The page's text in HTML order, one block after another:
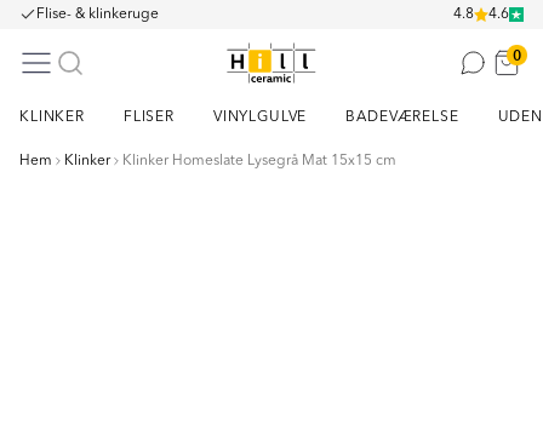
Flise- & klinkeruge 4.8 4.6
0
KLINKER FLISER VINYLGULVE BADEVÆRELSE
Hem Klinker Klinker Homeslate Lysegrå Mat 15x15 cm